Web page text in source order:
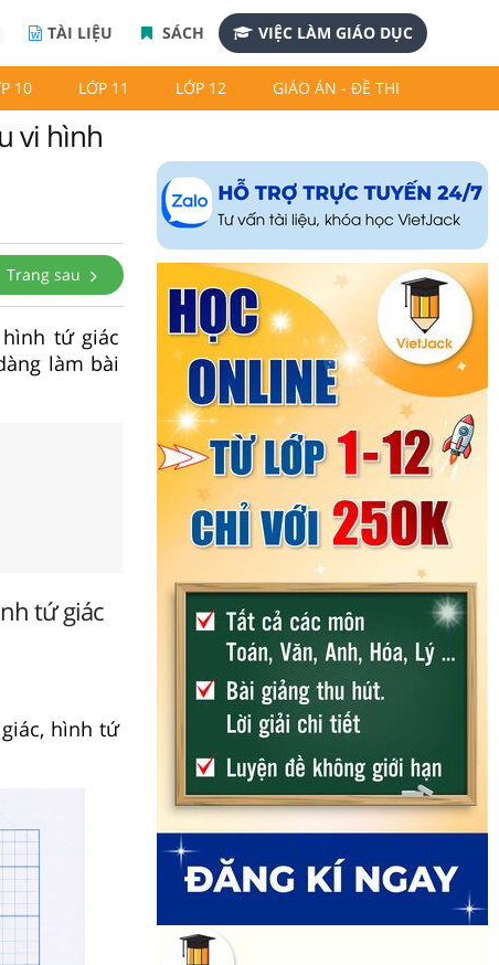
TÀI LIỆU SÁCH VIỆC LÀM GIÁO DỤC
10 LỚP 11 LỚP 12 GIÁO ÁN - ĐỀ THI
vi hình
Trang sau
tứ giác
làm bài
tứ giác
hình tứ